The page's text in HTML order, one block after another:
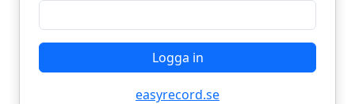
Logga in
easyrecord.se